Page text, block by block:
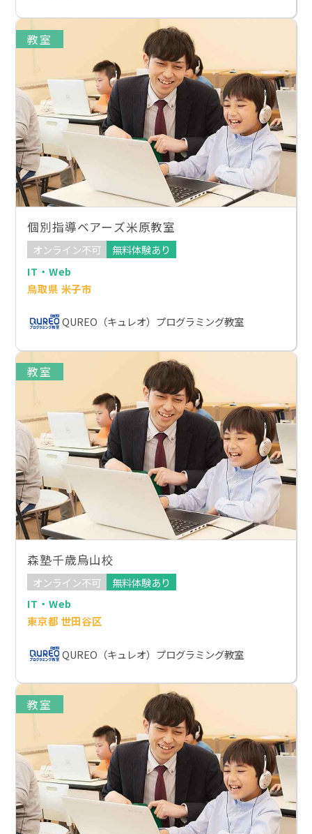
教室
個別指導ベアーズ米原教室
オンライン不可
無料体験あり
IT・Web
鳥取県 米子市
QUREO（キュレオ）プログラミング教室
教室
森塾千歳烏山校
オンライン不可
無料体験あり
IT・Web
東京都 世田谷区
QUREO（キュレオ）プログラミング教室
教室